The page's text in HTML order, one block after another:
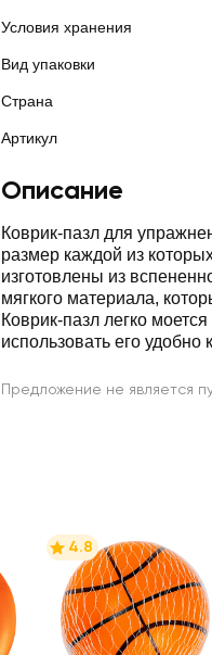
Условия хранения
Вид упаковки
Страна
Артикул
Описание
Коврик-пазл для
размер каждой из
изготовлены из
мягкого материала,
Коврик-пазл легко
использовать его удобно
Предложение не является
4.8